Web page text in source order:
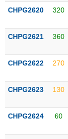
thuật
sơ
doanh
Tin
CHPG2620 320
CHPG2621 360
CHPG2622 270
CHPG2623 130
CHPG2624 60
CÔNG